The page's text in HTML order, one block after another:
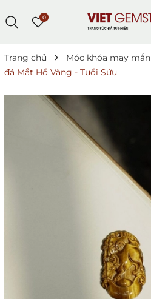
0
Trang chủ Móc khóa may mắn
đá Mắt Hổ Vàng - Tuổi Sửu